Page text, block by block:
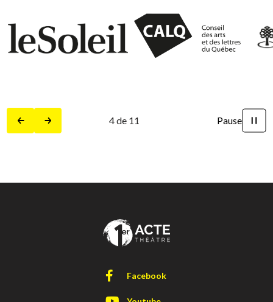
PrécédentSuivant 4de 11 Pause
Facebook